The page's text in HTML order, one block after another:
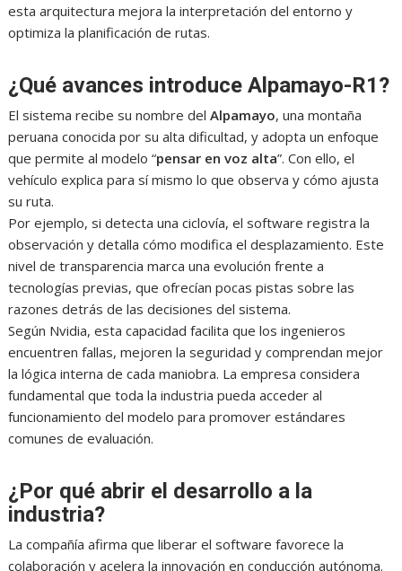
esta arquitectura mejora la interpretación del entorno y
optimiza la planificación de rutas.
¿Qué avances introduce Alpamayo-R1?
El sistema recibe su nombre delAlpamayo, una montaña
peruana conocida por su alta dificultad, y adopta un enfoque
que permite al modelo “pensar en voz alta”. Con ello, el
vehículo explica para sí mismo lo que observa y cómo ajusta
su ruta.
Por ejemplo, si detecta una ciclovía, el software registra la
observación y detalla cómo modifica el desplazamiento. Este
nivel de transparencia marca una evolución frente a
tecnologías previas, que ofrecían pocas pistas sobre las
razones detrás de las decisiones del sistema.
Según Nvidia, esta capacidad facilita que los ingenieros
encuentren fallas, mejoren la seguridad y comprendan mejor
la lógica interna de cada maniobra. La empresa considera
fundamental que toda la industria pueda acceder al
funcionamiento del modelo para promover estándares
comunes de evaluación.
¿Por qué abrir el desarrollo a la
industria?
La compañía afirma que liberar el software favorece la
colaboración y acelera la innovación en conducción autónoma.